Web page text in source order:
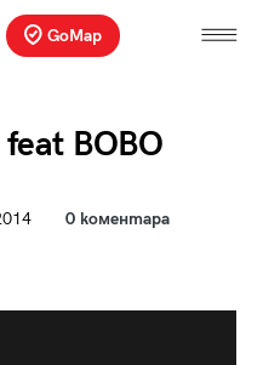
GoMap
feat BOBO
0 коментара